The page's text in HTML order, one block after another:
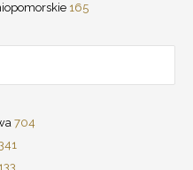
165
704
133